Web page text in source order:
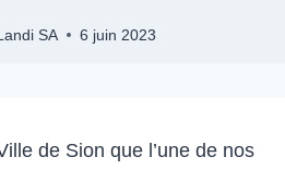
SA 6 juin 2023
de Sion que l’une de nos